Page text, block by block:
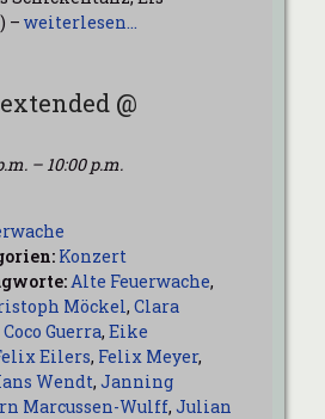
– weiterlesen…
@
– 10:00 p.m.
Konzert
Alte Feuerwache,
Möckel, Clara
Coco Guerra, Eike
Eilers, Felix Meyer,
Wendt, Janning
Marcussen-Wulff, Julian